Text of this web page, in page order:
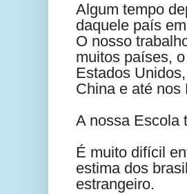
Algum tempo
daquele país
O nosso
muitos países,
Estados
China e até nos
A nossa Escola
É muito difícil
estima dos
estrangeiro.